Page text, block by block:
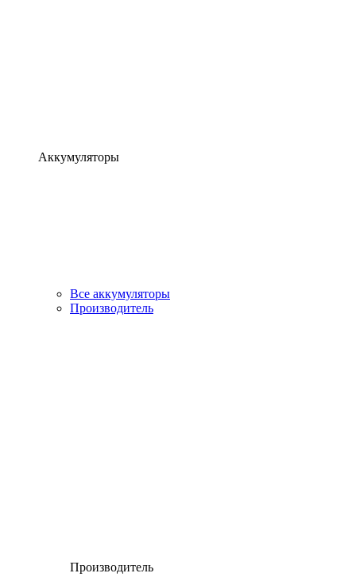
Аккумуляторы
Все аккумуляторы
Производитель
Производитель